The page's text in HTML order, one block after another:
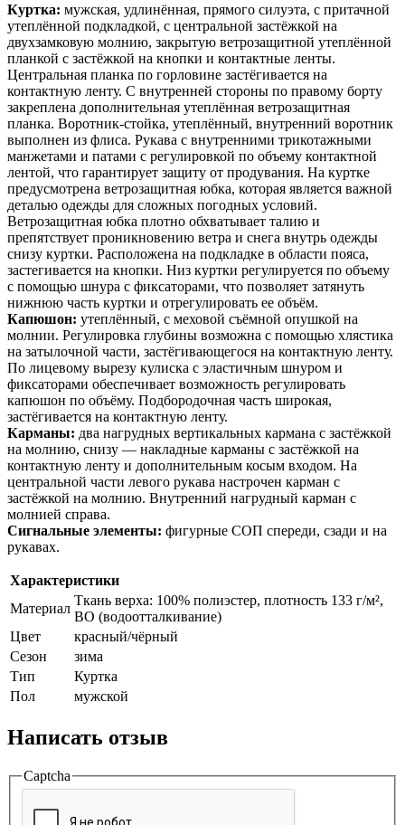
Куртка: мужская, удлинённая, прямого силуэта, с притачной
утеплённой подкладкой, с центральной застёжкой на
двухзамковую молнию, закрытую ветрозащитной утеплённой
планкой с застёжкой на кнопки и контактные ленты.
Центральная планка по горловине застёгивается на
контактную ленту. С внутренней стороны по правому борту
закреплена дополнительная утеплённая ветрозащитная
планка. Воротник-стойка, утеплённый, внутренний воротник
выполнен из флиса. Рукава с внутренними трикотажными
манжетами и патами с регулировкой по объему контактной
лентой, что гарантирует защиту от продувания. На куртке
предусмотрена ветрозащитная юбка, которая является важной
деталью одежды для сложных погодных условий.
Ветрозащитная юбка плотно обхватывает талию и
препятствует проникновению ветра и снега внутрь одежды
снизу куртки. Расположена на подкладке в области пояса,
застегивается на кнопки. Низ куртки регулируется по объему
с помощью шнура с фиксаторами, что позволяет затянуть
нижнюю часть куртки и отрегулировать ее объём.
Капюшон: утеплённый, с меховой съёмной опушкой на
молнии. Регулировка глубины возможна с помощью хлястика
на затылочной части, застёгивающегося на контактную ленту.
По лицевому вырезу кулиска с эластичным шнуром и
фиксаторами обеспечивает возможность регулировать
капюшон по объёму. Подбородочная часть широкая,
застёгивается на контактную ленту.
Карманы: два нагрудных вертикальных кармана с застёжкой
на молнию, снизу — накладные карманы с застёжкой на
контактную ленту и дополнительным косым входом. На
центральной части левого рукава настрочен карман с
застёжкой на молнию. Внутренний нагрудный карман с
молнией справа.
Сигнальные элементы: фигурные СОП спереди, сзади и на
рукавах.
Характеристики
Материал
Ткань верха: 100% полиэстер, плотность 133 г/м²,
ВО (водоотталкивание)
Цвет
красный/чёрный
Сезон
зима
Тип
Куртка
Пол
мужской
Написать отзыв
Captcha